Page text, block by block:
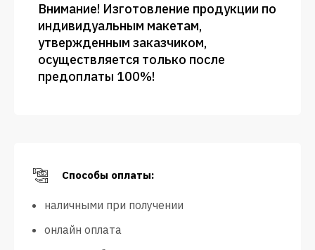
Внимание! Изготовление продукции по
индивидуальным макетам,
утвержденным заказчиком,
осуществляется только после
предоплаты 100%!
Способы оплаты:
наличными при получении
онлайн оплата